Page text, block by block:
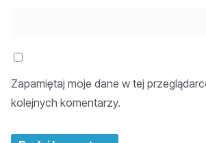
Zapamiętaj moje dane w tej
kolejnych komentarzy.